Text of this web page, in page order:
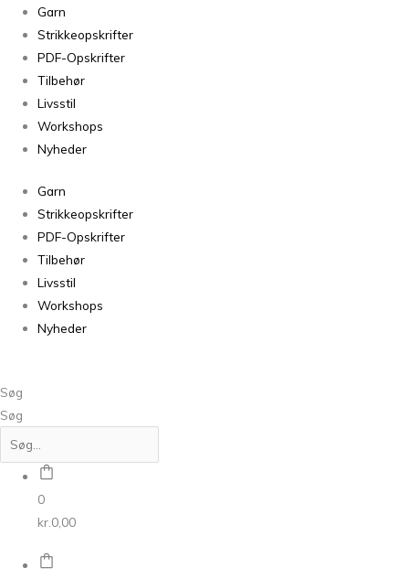
Garn
Strikkeopskrifter
PDF-Opskrifter
Tilbehør
Livsstil
Workshops
Nyheder
Garn
Strikkeopskrifter
PDF-Opskrifter
Tilbehør
Livsstil
Workshops
Nyheder
Søg
Søg
0
kr. 0,00
Spinni
antal